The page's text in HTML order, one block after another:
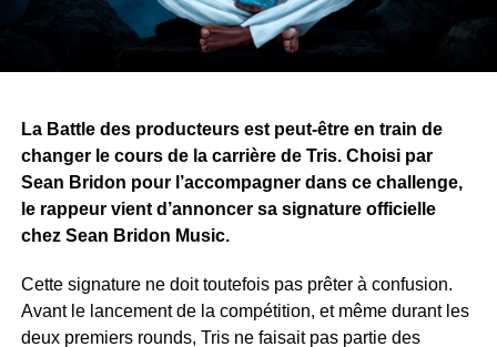
Avec ce projet, Yvy Real Killer démontre que son talent
ne se limite pas à la musique. Alors que le premier tome
au public.
WhatsApp
Facebook
X Telegram
Email
>>
La Battle des producteurs est peut-être en train de
changer le cours de la carrière de Tris. Choisi par
Sean Bridon pour l’accompagner dans ce challenge,
le rappeur vient d’annoncer sa signature officielle
chez Sean Bridon Music.
Cette signature ne doit toutefois pas prêter à confusion.
Avant le lancement de la compétition, et même durant les
deux premiers rounds, Tris ne faisait pas partie des